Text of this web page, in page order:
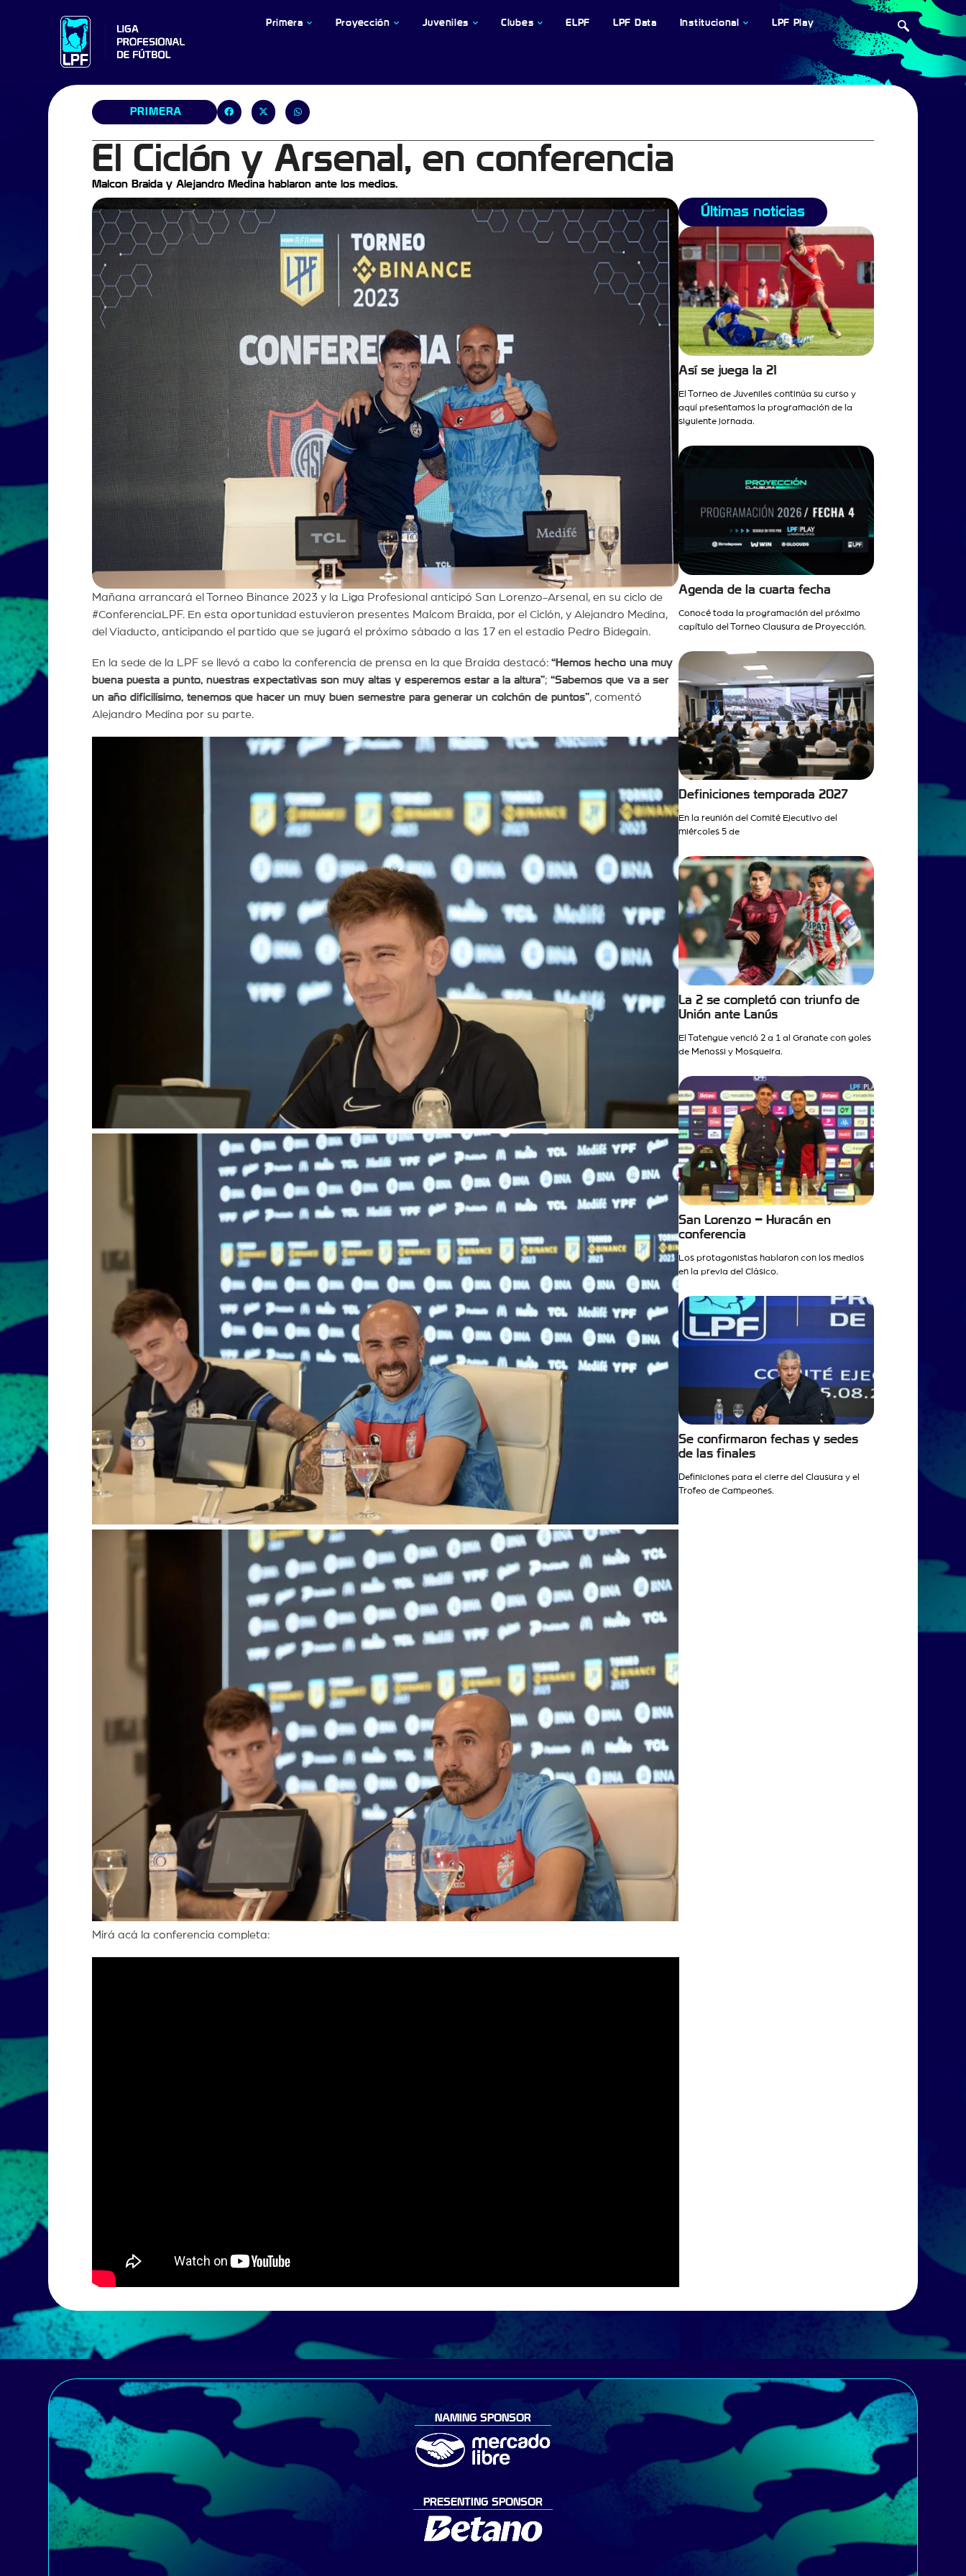
Primera Proyección Juveniles Clubes ELPF LPF Data Institucional LPF Play
PRIMERA
El Ciclón y Arsenal, en conferencia
Malcon Braida y Alejandro Medina hablaron ante los medios.
Mañana arrancará el Torneo Binance 2023 y la Liga Profesional anticipó San Lorenzo-Arsenal, en su ciclo de
#ConferenciaLPF. En esta oportunidad estuvieron presentes Malcom Braida, por el Ciclón, y Alejandro Medina,
del Viaducto, anticipando el partido que se jugará el próximo sábado a las 17 en el estadio Pedro Bidegain.
En la sede de la LPF se llevó a cabo la conferencia de prensa en la que Braida destacó: “Hemos hecho una muy
buena puesta a punto, nuestras expectativas son muy altas y esperemos estar a la altura”; “Sabemos que va a ser
un año dificilísimo, tenemos que hacer un muy buen semestre para generar un colchón de puntos”, comentó
Alejandro Medina por su parte.
Mirá acá la conferencia completa:
Últimas noticias
Así se juega la 21
El Torneo de Juveniles continúa su curso y
aquí presentamos la programación de la
siguiente jornada.
Agenda de la cuarta fecha
Conocé toda la programación del próximo
capítulo del Torneo Clausura de Proyección.
Definiciones temporada 2027
En la reunión del Comité Ejecutivo del
miércoles 5 de
La 2 se completó con triunfo de
Unión ante Lanús
El Tatengue venció 2 a 1 al Granate con goles
de Menossi y Mosqueira.
San Lorenzo – Huracán en
conferencia
Los protagonistas hablaron con los medios
en la previa del Clásico.
Se confirmaron fechas y sedes
de las finales
Definiciones para el cierre del Clausura y el
Trofeo de Campeones.
NAMING SPONSOR
PRESENTING SPONSOR